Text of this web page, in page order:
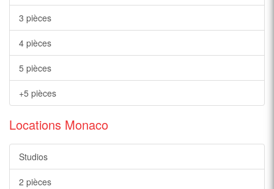
3 pièces
4 pièces
5 pièces
+5 pièces
Locations Monaco
Studios
2 pièces